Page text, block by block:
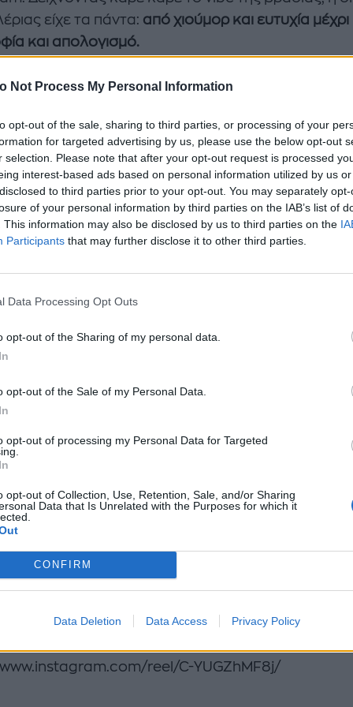
Not Process My Personal Information
opt-out of the sale, sharing to third parties, or processing of your
for targeted advertising by us, please use the below opt-out
selection. Please note that after your opt-out request is processed
interest-based ads based on personal information utilized by us
to third parties prior to your opt-out. You may separately
of your personal information by third parties on the IAB’s list of
This information may also be disclosed by us to third parties on the
Participants that may further disclose it to other third parties.
Data Processing Opt Outs
opt-out of the Sharing of my personal data.
opt-out of the Sale of my Personal Data.
opt-out of processing my Personal Data for Targeted
opt-out of Collection, Use, Retention, Sale, and/or Sharing
Data that Is Unrelated with the Purposes for which it
CONFIRM
Data Deletion Data Access Privacy Policy
είχε τα πάντα: από χιούμορ και ευτυχία μέχρι
και απολογισμό.
μέσω της οποία έκανε τον mini απολογισμό
ανιψιά τηςΝαταλίας Τσαλίκη και του Γιάννη
πεντηκοστά γενέθλια δεν έμοιαζαν με τα
αιώνας ύπαρξης πάνω σε τούτον τον πλανήτη
κατά πώς του έπρεπε, με δόξα και τιμή, με
ευγνωμοσύνη.
χθεσινά, φιλοσοφικά συμπεράσματα:
τελικά είναι καλλιτέχνης κι όχι τεχνοκράτισσα
η καθαρή, η ανόθευτη αγάπη κάνει πολύ
όσο φαίνομαι, δεν είμαι όσο νιώθω, τα χρόνια
με έρωτα και πόθο.
δικά σας υπέροχα ανεβάσματα της κλίμακας με
νου, με την ευλογία της αγάπης και της
reel/C-YUGZhMF8j/